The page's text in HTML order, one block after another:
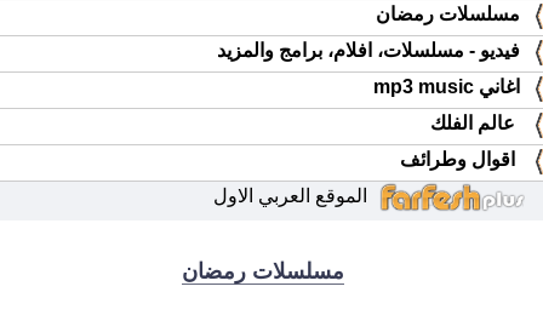
مسلسلات رمضان
فيديو - مسلسلات، افلام، برامج والمزيد
اغاني mp3 music
عالم الفلك
اقوال وطرائف
الموقع العربي الاول
مسلسلات رمضان